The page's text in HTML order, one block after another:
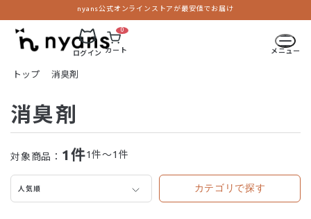
nyans公式オンラインストアが最安値でお届け
メニュー
ログイン
0
カート
トップ 消臭剤
消臭剤
対象商品： 1件1件～1件
人気順 カテゴリで探す